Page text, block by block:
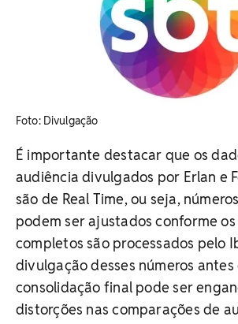
​Foto: Divulgação
É importante destacar que os
audiência divulgados por Erlan e
são de Real Time, ou seja,
podem ser ajustados conforme
completos são processados pelo
divulgação desses números antes
consolidação final pode ser
distorções nas comparações de